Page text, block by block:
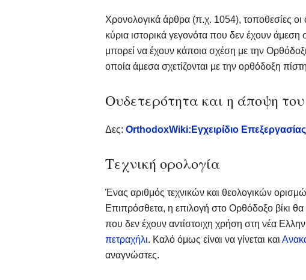
Χρονολογικά άρθρα (π.χ. 1054), τοποθεσίες
κύρια ιστορικά γεγονότα που δεν έχουν
μπορεί να έχουν κάποια σχέση με την
οποία άμεσα σχετίζονται με την ορθόδοξη
Ουδετερότητα και η άποψη
Δες:OrthodoxWiki:Εγχειρίδιο
Τεχνική ορολογία
Ένας αριθμός τεχνικών και θεολογικών
Επιπρόσθετα, η επιλογή στο Ορθόδοξο βίκι θα
που δεν έχουν αντίστοιχη χρήση στη νέα
πετραχήλι. Καλό όμως είναι να γίνεται και
αναγνώστες.